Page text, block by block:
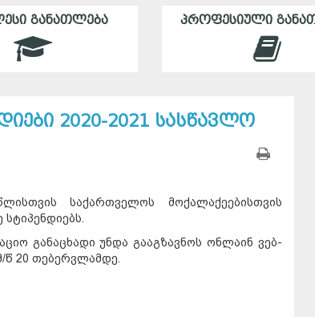
ᲒᲐᲜᲐᲗᲚᲔᲑᲐ ᲞᲠᲝᲤᲔᲡᲘᲣᲚᲘ
2020-2021 სასწავლო
საქართველოს მოქალაქეებისთვის
განაცხადი უნდა გააგზავნოს ონლაინ ვებ-
წ 20 თებერვლამდე.